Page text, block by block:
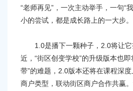
“老师再见”，一次主动举手，一句
小的尝试，都是成长路上的一大步。
1.0是播下一颗种子，2.0将让它
近，“街区创变学校”的升级版本也
带”的难题，2.0版本还将在课程深
商户类型，联动街区商户合作共赢